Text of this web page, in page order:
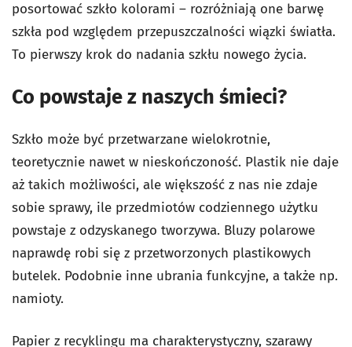
posortować szkło kolorami – rozróżniają one barwę
szkła pod względem przepuszczalności wiązki światła.
To pierwszy krok do nadania szkłu nowego życia.
Co powstaje z naszych śmieci?
Szkło może być przetwarzane wielokrotnie,
teoretycznie nawet w nieskończoność. Plastik nie daje
aż takich możliwości, ale większość z nas nie zdaje
sobie sprawy, ile przedmiotów codziennego użytku
powstaje z odzyskanego tworzywa. Bluzy polarowe
naprawdę robi się z przetworzonych plastikowych
butelek. Podobnie inne ubrania funkcyjne, a także np.
namioty.
Papier z recyklingu ma charakterystyczny, szarawy